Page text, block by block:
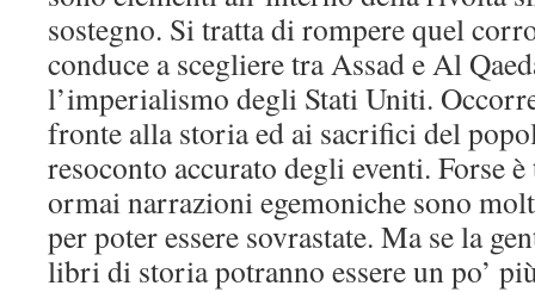
sostegno. Si tratta di rompere quel
conduce a scegliere tra Assad e Al
l’imperialismo degli Stati Uniti.
fronte alla storia ed ai sacrifici del
resoconto accurato degli eventi. Forse
ormai narrazioni egemoniche sono
per poter essere sovrastate. Ma se la
libri di storia potranno essere un po’